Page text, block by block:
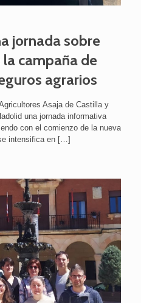
jornada sobre
campaña de
agrarios
Asaja de Castilla y
una jornada informativa
con el comienzo de la nueva
intensifica en […]